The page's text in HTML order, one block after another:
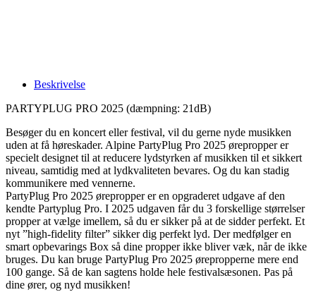
Beskrivelse
PARTYPLUG PRO 2025 (dæmpning: 21dB)
Besøger du en koncert eller festival, vil du gerne nyde musikken
uden at få høreskader. Alpine PartyPlug Pro 2025 ørepropper er
specielt designet til at reducere lydstyrken af musikken til et sikkert
niveau, samtidig med at lydkvaliteten bevares. Og du kan stadig
kommunikere med vennerne.
PartyPlug Pro 2025 ørepropper er en opgraderet udgave af den
kendte Partyplug Pro. I 2025 udgaven får du 3 forskellige størrelser
propper at vælge imellem, så du er sikker på at de sidder perfekt. Et
nyt ”high-fidelity filter” sikker dig perfekt lyd. Der medfølger en
smart opbevarings Box så dine propper ikke bliver væk, når de ikke
bruges. Du kan bruge PartyPlug Pro 2025 ørepropperne mere end
100 gange. Så de kan sagtens holde hele festivalsæsonen. Pas på
dine ører, og nyd musikken!